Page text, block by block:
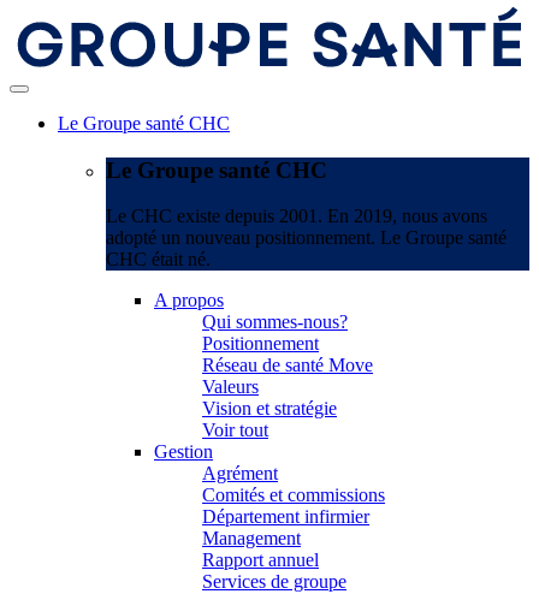
Le Groupe santé CHC
Le Groupe santé CHC
Le CHC existe depuis 2001. En 2019, nous avons
adopté un nouveau positionnement. Le Groupe santé
CHC était né.
A propos
Qui sommes-nous?
Positionnement
Réseau de santé Move
Valeurs
Vision et stratégie
Voir tout
Gestion
Agrément
Comités et commissions
Département infirmier
Management
Rapport annuel
Services de groupe